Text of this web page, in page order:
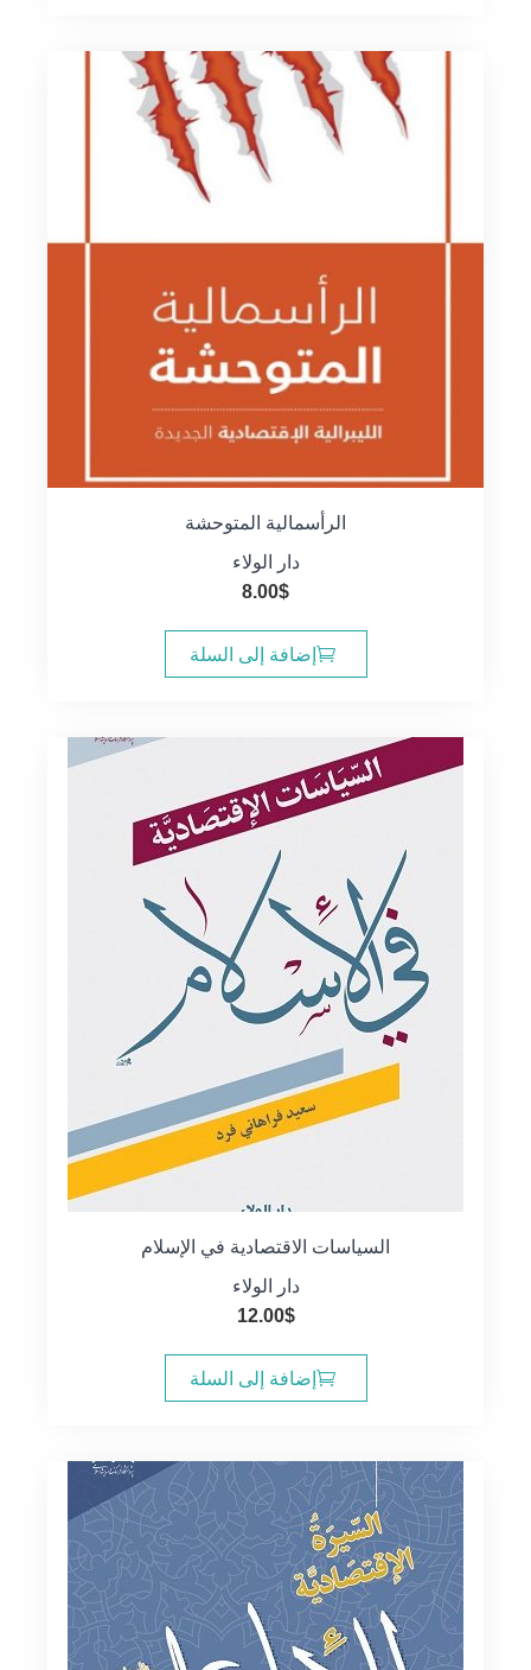
الرأسمالية المتوحشة
دار الولاء
8.00$
إضافة إلى السلة
السياسات الاقتصادية في الإسلام
دار الولاء
12.00$
إضافة إلى السلة